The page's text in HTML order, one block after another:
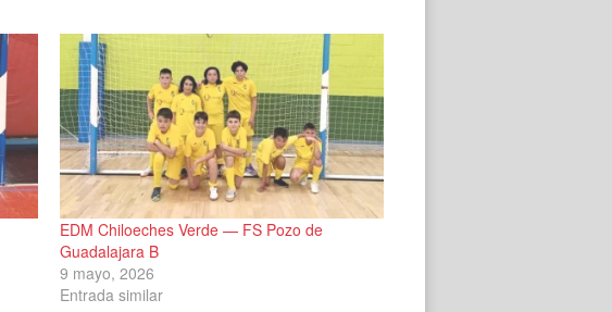
EDM Chiloeches Verde — FS Pozo de
Guadalajara B
9 mayo, 2026
Entrada similar